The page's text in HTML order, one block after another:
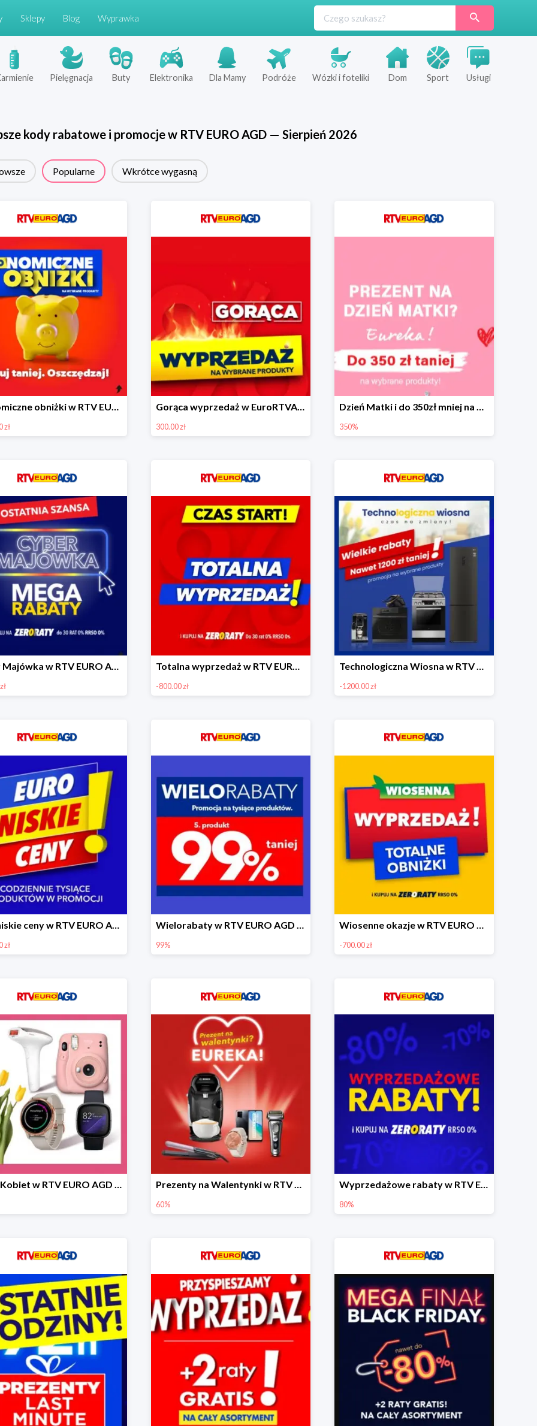
Sklepy Blog Wyprawka
Pielęgnacja Buty Elektronika Dla Mamy Podróże Wózki i foteliki Dom Sport Usługi
kody rabatowe i promocje w RTV EURO AGD— Sierpień 2026
Popularne Wkrótce wygasną
Ekonomiczne obniżki w RTV EURO AGD do -1500 zł
zł
Gorąca wyprzedaż w EuroRTVAGD
300.00 zł
Dzień Matki i do 350zł mniej na wybrane produkty
350%
Cyber Majówka w RTV EURO AGD do -900 zł Totalna wyprzedaż w RTV EURO AGD do -800 zł
-800.00 zł
Technologiczna Wiosna w RTV EURO AGD - rabaty do -1200 zł
-1200.00 zł
Euro niskie ceny w RTV EURO AGD do -1000 zł
zł
Wielorabaty w RTV EURO AGD - piąty produkt -99%
99%
Wiosenne okazje w RTV EURO AGD do -700 zł
-700.00 zł
Dzień Kobiet w RTV EURO AGD do -40% Prezenty na Walentynki w RTV EURO AGD do -60%
60%
Wyprzedażowe rabaty w RTV EURO AGD do -80%
80%